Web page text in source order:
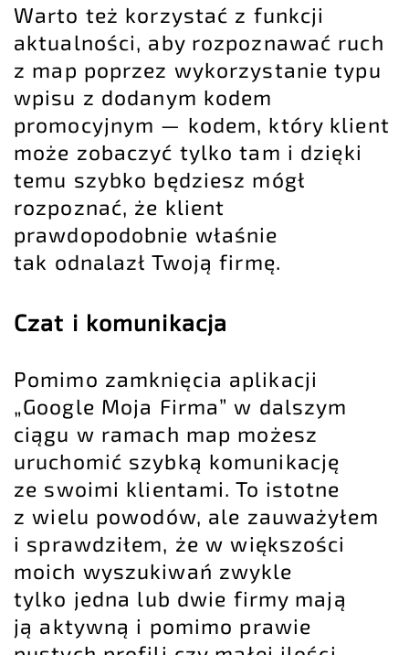
Warto też korzystać z funkcji
aktualności, aby rozpoznawać ruch
z map poprzez wykorzystanie typu
wpisu z dodanym kodem
promocyjnym — kodem, który klient
może zobaczyć tylko tam i dzięki
temu szybko będziesz mógł
rozpoznać, że klient
prawdopodobnie właśnie
tak odnalazł Twoją firmę.
Czat i komunikacja
Pomimo zamknięcia aplikacji
„Google Moja Firma” w dalszym
ciągu w ramach map możesz
uruchomić szybką komunikację
ze swoimi klientami. To istotne
z wielu powodów, ale zauważyłem
i sprawdziłem, że w większości
moich wyszukiwań zwykle
tylko jedna lub dwie firmy mają
ją aktywną i pomimo prawie